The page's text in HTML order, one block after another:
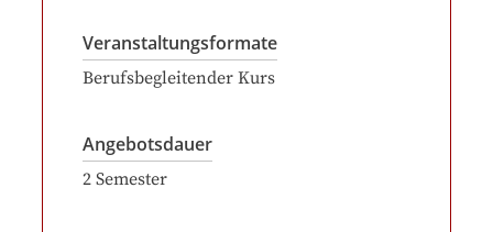
Veranstaltungsformate
Berufsbegleitender Kurs
Angebotsdauer
2 Semester